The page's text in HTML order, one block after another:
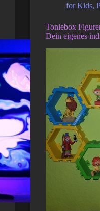
for Kids,
Toniebox
Dein eigenes